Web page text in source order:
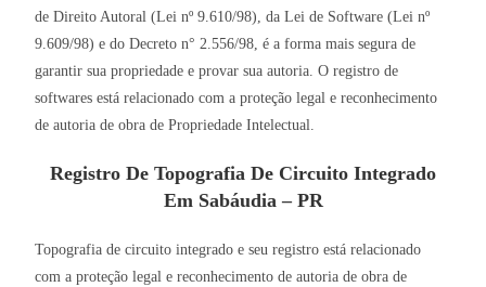
de Direito Autoral (Lei nº 9.610/98), da Lei de Software (Lei nº
9.609/98) e do Decreto n° 2.556/98, é a forma mais segura de
garantir sua propriedade e provar sua autoria. O registro de
softwares está relacionado com a proteção legal e reconhecimento
de autoria de obra de Propriedade Intelectual.
Registro De Topografia De Circuito Integrado
Em Sabáudia – PR
Topografia de circuito integrado e seu registro está relacionado
com a proteção legal e reconhecimento de autoria de obra de